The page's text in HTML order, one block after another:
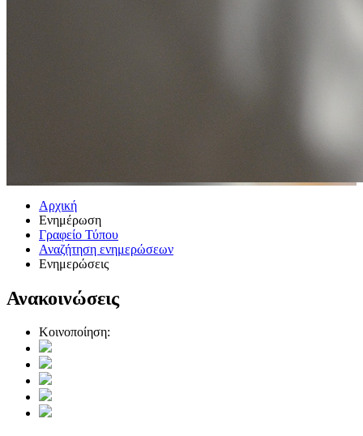
Αρχική
Ενημέρωση
Γραφείο Τύπου
Αναζήτηση ενημερώσεων
Ενημερώσεις
Ανακοινώσεις
Κοινοποίηση: